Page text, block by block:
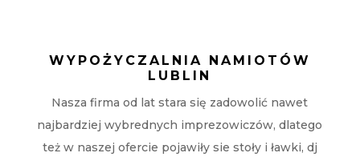
WYPOŻYCZALNIA NAMIOTÓW
LUBLIN
Nasza firma od lat stara się zadowolić nawet
najbardziej wybrednych imprezowiczów, dlatego
też w naszej ofercie pojawiły sie stoły i ławki, dj